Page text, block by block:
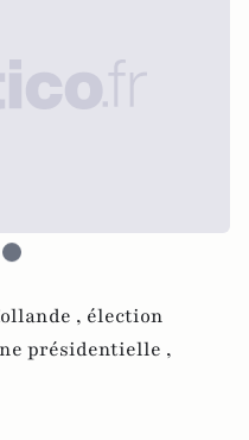
, élection
présidentielle ,